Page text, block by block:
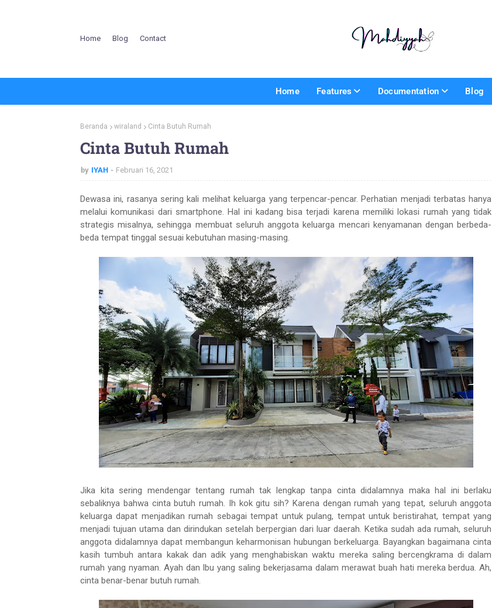
Home Blog Contact
Home Features Documentation Blog
Beranda wiraland Cinta Butuh Rumah
Cinta Butuh Rumah
by IYAH Februari 16, 2021
Dewasa ini, rasanya sering kali melihat keluarga yang terpencar-pencar. Perhatian menjadi terbatas hanya
melalui komunikasi dari smartphone. Hal ini kadang bisa terjadi karena memiliki lokasi rumah yang tidak
strategis misalnya, sehingga membuat seluruh anggota keluarga mencari kenyamanan dengan berbeda-
beda tempat tinggal sesuai kebutuhan masing-masing.
Jika kita sering mendengar tentang rumah tak lengkap tanpa cinta didalamnya maka hal ini berlaku
sebaliknya bahwa cinta butuh rumah. Ih kok gitu sih? Karena dengan rumah yang tepat, seluruh anggota
keluarga dapat menjadikan rumah sebagai tempat untuk pulang, tempat untuk beristirahat, tempat yang
menjadi tujuan utama dan dirindukan setelah berpergian dari luar daerah. Ketika sudah ada rumah, seluruh
anggota didalamnya dapat membangun keharmonisan hubungan berkeluarga. Bayangkan bagaimana cinta
kasih tumbuh antara kakak dan adik yang menghabiskan waktu mereka saling bercengkrama di dalam
rumah yang nyaman. Ayah dan Ibu yang saling bekerjasama dalam merawat buah hati mereka berdua. Ah,
cinta benar-benar butuh rumah.